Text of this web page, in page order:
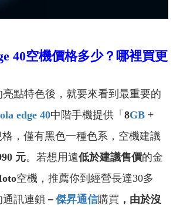
40空機價格多少？哪裡買更
特色後，就要來看到最重要的
edge 40中階手機提供「 8GB +
格，僅有黑色一種色系，空機建議
元。若想用遠低於建議售價的金
空機，推薦你到經營長達30多
訊連鎖 － 傑昇通信購買 ，由於沒